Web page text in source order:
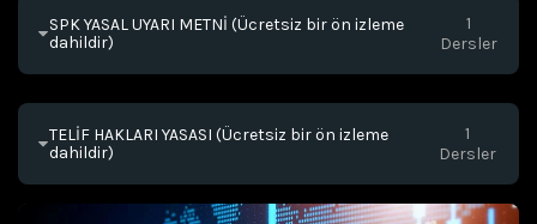
SPK YASAL UYARI METNİ (Ücretsiz bir ön izleme
dahildir)
1
Dersler
TELİF HAKLARI YASASI (Ücretsiz bir ön izleme
dahildir)
1
Dersler